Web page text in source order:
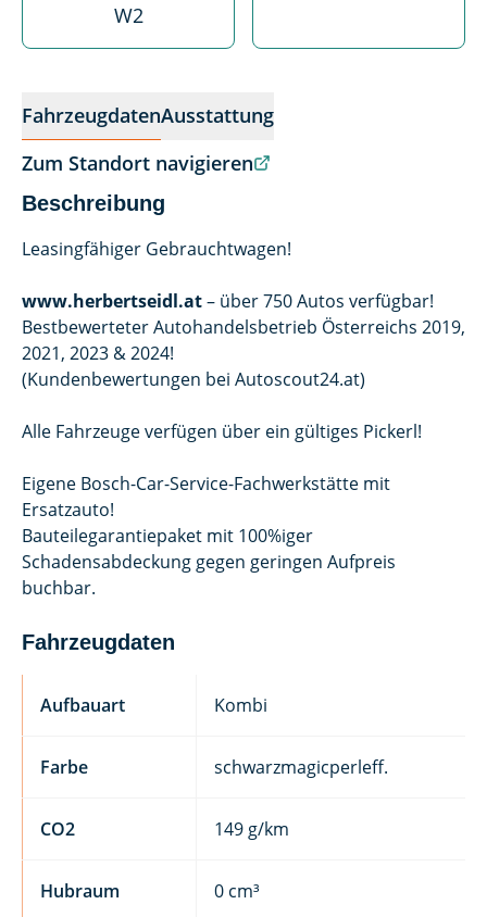
FahrzeugdatenAusstattung
Zum Standort navigieren
Beschreibung
Leasingfähiger Gebrauchtwagen!
www.herbertseidl.at– über 750 Autos verfügbar!
Bestbewerteter Autohandelsbetrieb Österreichs 2019,
2021, 2023 & 2024!
(Kundenbewertungen bei Autoscout24.at)
Alle Fahrzeuge verfügen über ein gültiges Pickerl!
Eigene Bosch-Car-Service-Fachwerkstätte mit
Ersatzauto!
Bauteilegarantiepaket mit 100%iger
Schadensabdeckung gegen geringen Aufpreis
buchbar.
Fahrzeugdaten
Aufbauart Kombi
Farbe schwarzmagicperleff.
CO2 149 g/km
Hubraum 0 cm³
W2